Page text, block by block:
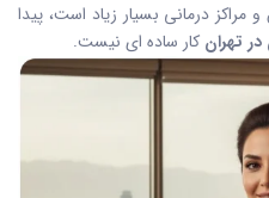
مراکز درمانی بسیار زیاد است، پیدا
تهران کار ساده ای نیست.